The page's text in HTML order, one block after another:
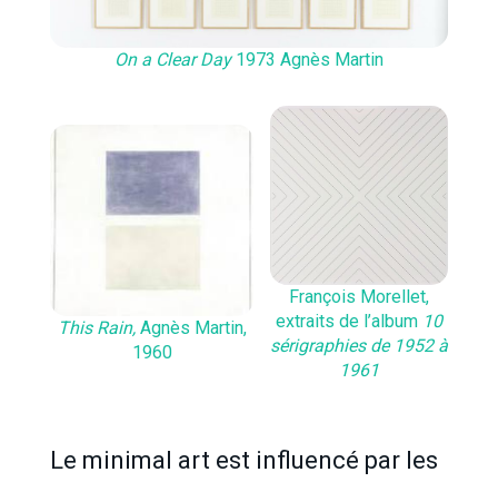
On a Clear Day1973 Agnès Martin
This Rain,Agnès Martin,
1960
François Morellet,
extraits de l’album10
sérigraphies de 1952 à
1961
Le minimal art est influencé par les